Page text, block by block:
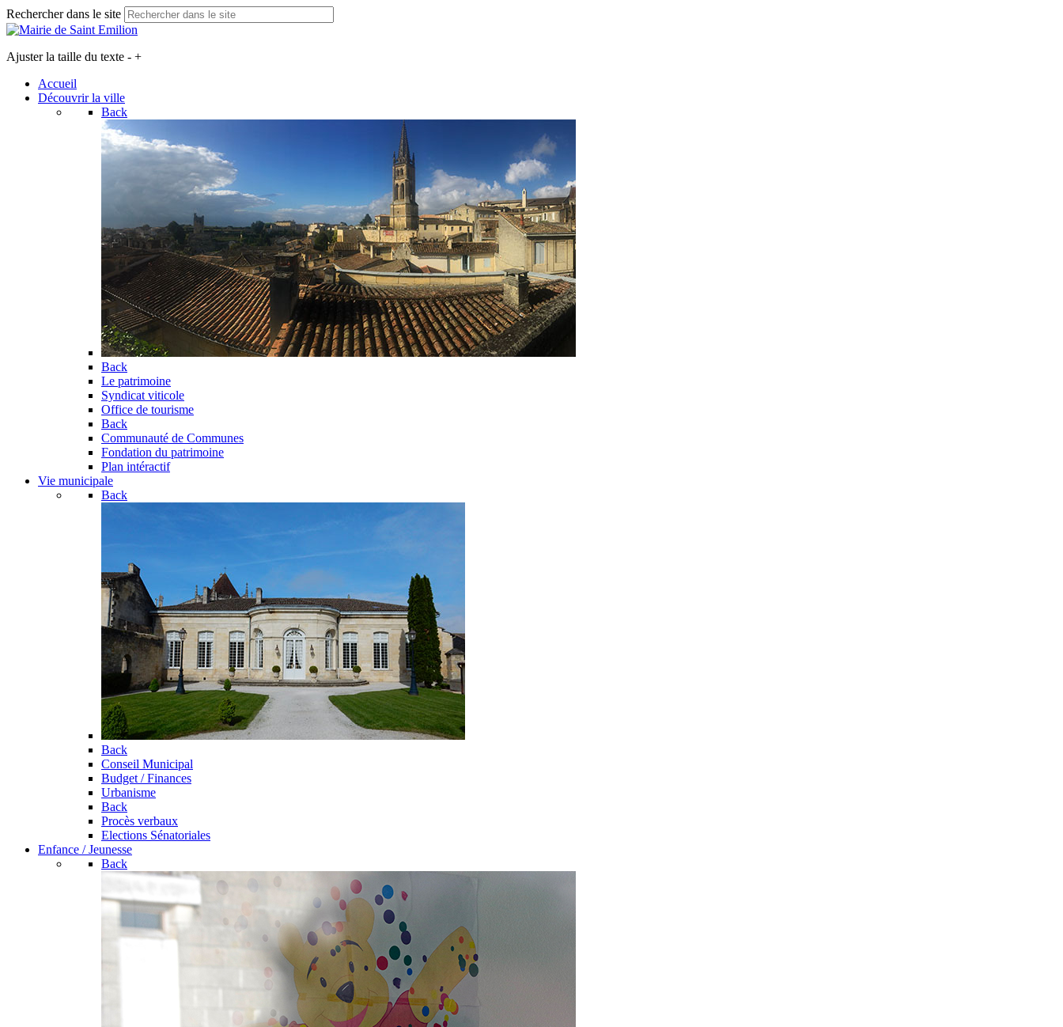
Rechercher dans le site
Ajuster la taille du texte - +
Accueil
Découvrir la ville
Back
Back
Le patrimoine
Syndicat viticole
Office de tourisme
Back
Communauté de Communes
Fondation du patrimoine
Plan intéractif
Vie municipale
Back
Back
Conseil Municipal
Budget / Finances
Urbanisme
Back
Procès verbaux
Elections Sénatoriales
Enfance / Jeunesse
Back